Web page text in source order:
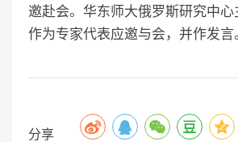
邀赴会。华东师大俄罗斯研究中
作为专家代表应邀与会，并作发言。
分享